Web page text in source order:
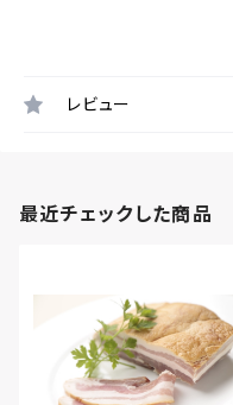
レビュー
最近チェックした商品